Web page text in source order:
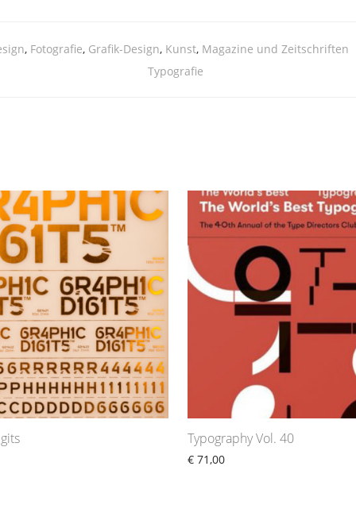
, Fotografie, Grafik-Design, Kunst, Magazine und Zeitschriften
Typografie
Typography Vol. 40
€ 71,00